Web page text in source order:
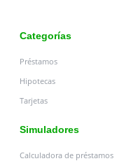
Categorías
Préstamos
Hipotecas
Tarjetas
Simuladores
Calculadora de préstamos